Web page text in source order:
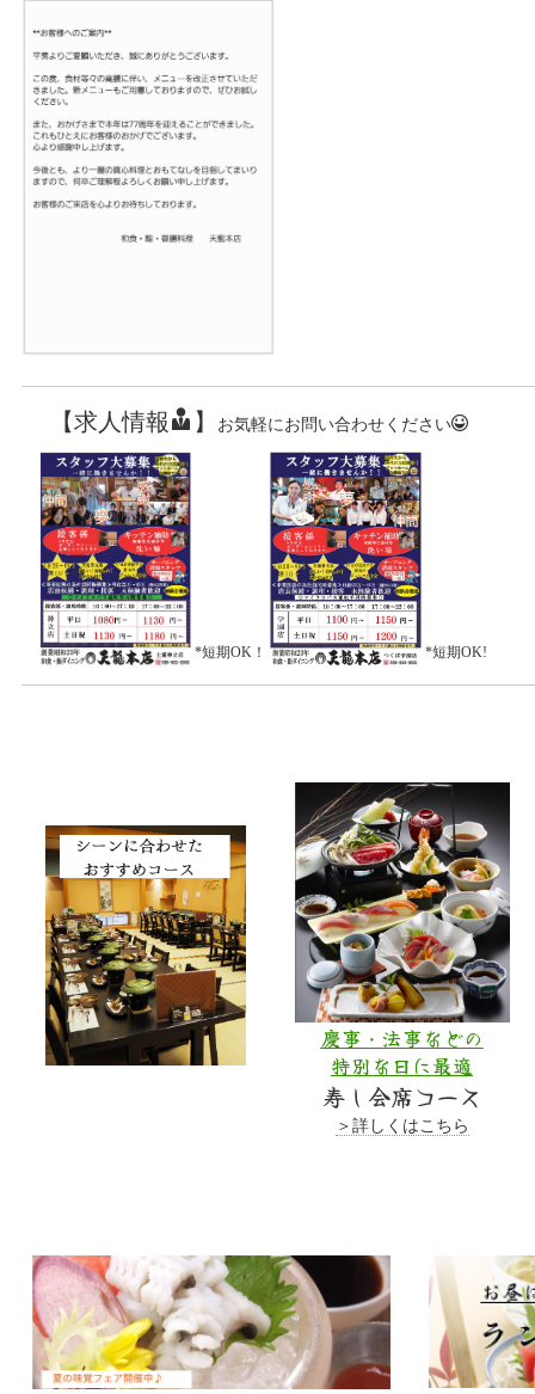
【求人情報 】 お気軽にお問い合わせください
*短期OK！ *短
慶事・法事などの
特別な日に最適
寿し会席コース
＞詳しくはこちら